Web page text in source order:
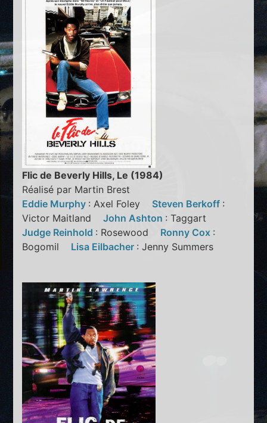
Flic de Beverly Hills, Le (1984)
Réalisé par Martin Brest
Eddie Murphy : Axel Foley Steven Berkoff :
Victor MaitlandJohn Ashton : Taggart
Judge Reinhold : Rosewood Ronny Cox :
Bogomil Lisa Eilbacher : Jenny Summers